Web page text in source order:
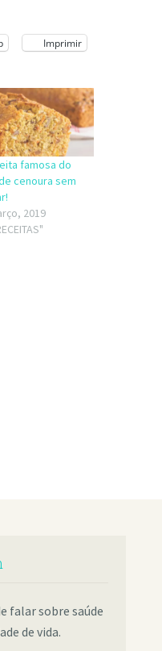
Imprimir
famosa do
cenoura sem
2019
falar sobre saúde
de vida.